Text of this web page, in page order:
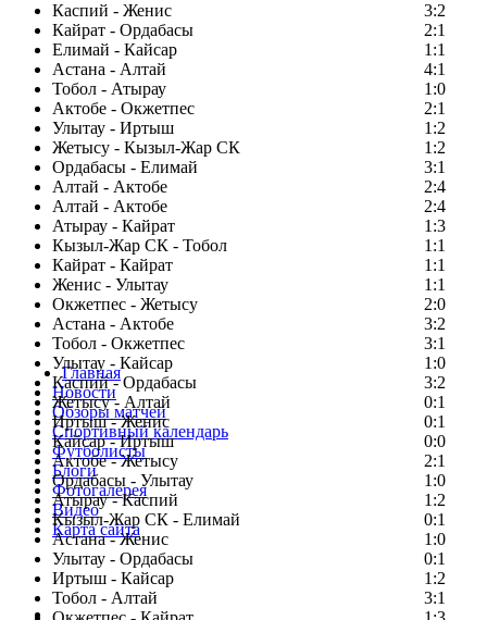
Каспий - Женис
3:2
Кайрат - Ордабасы
2:1
Елимай - Кайсар
1:1
Астана - Алтай
4:1
Тобол - Атырау
1:0
Актобе - Окжетпес
2:1
Улытау - Иртыш
1:2
Жетысу - Кызыл-Жар СК
1:2
Ордабасы - Елимай
3:1
Алтай - Актобе
2:4
Алтай - Актобе
2:4
Атырау - Кайрат
1:3
Кызыл-Жар СК - Тобол
1:1
Кайрат - Кайрат
1:1
Женис - Улытау
1:1
Окжетпес - Жетысу
2:0
Астана - Актобе
3:2
Тобол - Окжетпес
3:1
Улытау - Кайсар
1:0
Каспий - Ордабасы
3:2
Жетысу - Алтай
0:1
Иртыш - Женис
0:1
Кайсар - Иртыш
0:0
Актобе - Жетысу
2:1
Ордабасы - Улытау
1:0
Атырау - Каспий
1:2
Кызыл-Жар СК - Елимай
0:1
Астана - Женис
1:0
Улытау - Ордабасы
0:1
Иртыш - Кайсар
1:2
Тобол - Алтай
3:1
Главная
Новости
Обзоры матчей
Спортивный календарь
Футболисты
Блоги
Фотогалерея
Видео
Карта сайта
Есть идея?